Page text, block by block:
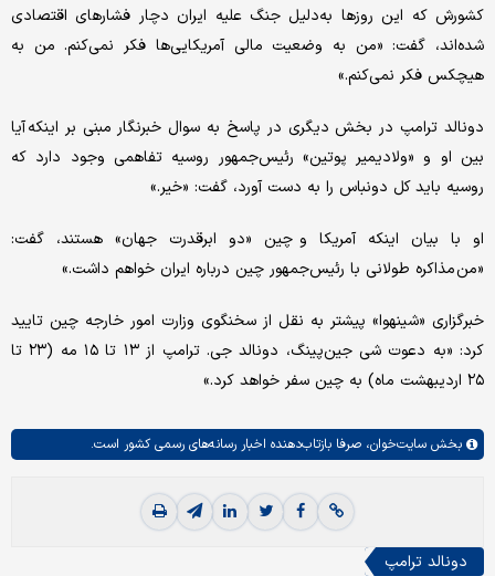
کشورش که این روزها به‌دلیل جنگ علیه ایران دچار فشارهای اقتصادی
شده‌اند، گفت: «من به وضعیت مالی آمریکایی‌ها فکر نمی‌کنم. من به
هیچکس فکر نمی‌کنم.»
دونالد ترامپ در بخش دیگری در پاسخ به سوال خبرنگار مبنی بر اینکه آیا
بین او و «ولادیمیر پوتین» رئیس‌جمهور روسیه تفاهمی وجود دارد که
روسیه باید کل دونباس را به دست آورد، گفت: «خیر.»
او با بیان اینکه آمریکا و چین «دو ابرقدرت جهان» هستند، گفت:
«من مذاکره طولانی با رئیس‌جمهور چین درباره ایران خواهم داشت.»
خبرگزاری «شینهوا» پیشتر به نقل از سخنگوی وزارت امور خارجه چین تایید
کرد: «به دعوت شی جین‌پینگ، دونالد جی. ترامپ از ۱۳ تا ۱۵ مه (۲۳ تا
۲۵ اردیبهشت ماه) به چین سفر خواهد کرد.»
بخش سایت‌خوان، صرفا بازتاب‌دهنده اخبار رسانه‌های رسمی کشور است.
دونالد ترامپ